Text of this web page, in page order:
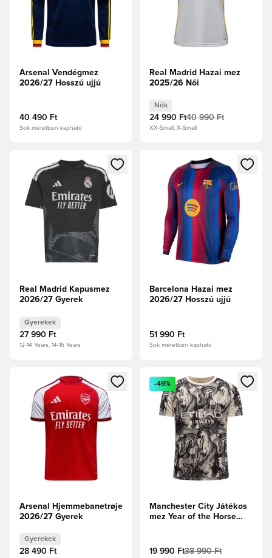
Arsenal Vendégmez
2026/27 Hosszú ujjú
40 490 Ft
Sok méretben kapható
Real Madrid Hazai mez
2025/26 Női
Nők
24 990 Ft40 990 Ft
XX-Small, X-Small
Megnyit egy modált a bejelentkezéshez vagy a tagként
Real Madrid Kapusmez
2026/27 Gyerek
Gyerekek
27 990 Ft
12-14 Years, 14-16 Years
Megnyit egy modált a
Barcelona Hazai mez
2026/27 Hosszú ujjú
51 990 Ft
Sok méretben kapható
Megnyit egy modált a bejelentkezéshez vagy a tagként
Arsenal Hjemmebanetrøje
2026/27 Gyerek
Gyerekek
28 490 Ft
Megnyit egy modált a
-49%
Manchester City Játékos
mez Year of the Horse
19 990 Ft38 990 Ft